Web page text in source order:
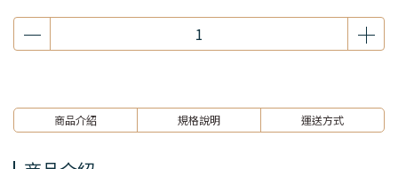
商品介紹 規格說明 運送方式